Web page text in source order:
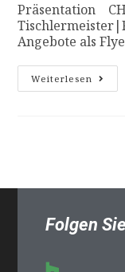
Präsentation
Angebote als
Weiterlesen
Folgen